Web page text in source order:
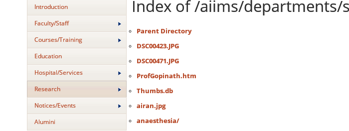
Introduction
Faculty/Staff
Courses/Training
Education
Hospital/Services
Research
Notices/Events
Alumini
Index of /aiims/
Parent Directory
DSC00423.JPG
DSC00471.JPG
ProfGopinath.htm
Thumbs.db
airan.jpg
anaesthesia/